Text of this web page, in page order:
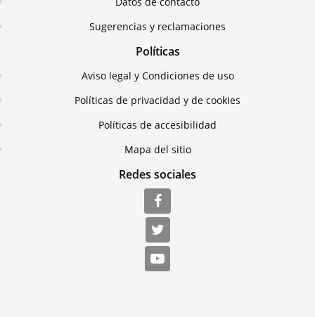
Sugerencias y reclamaciones
Políticas
Aviso legal y Condiciones de uso
Políticas de privacidad y de cookies
Políticas de accesibilidad
Mapa del sitio
Redes sociales